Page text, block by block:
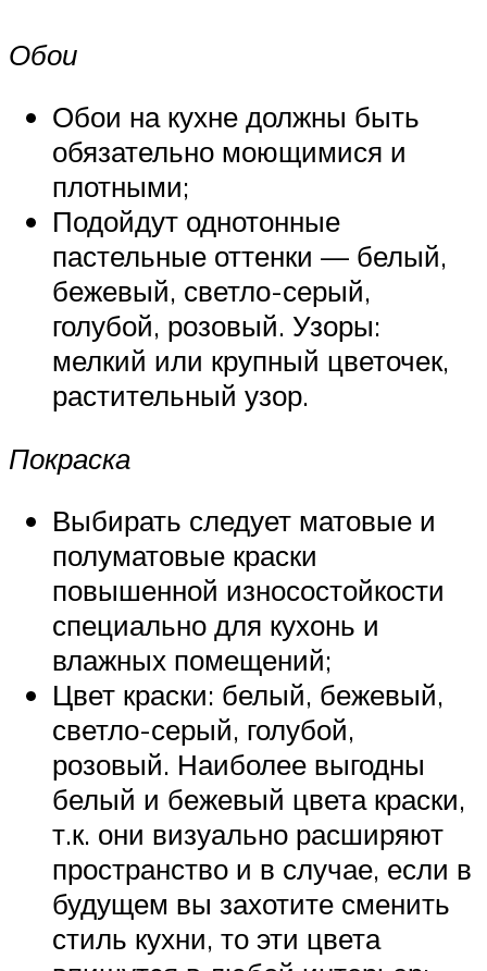
Обои
Обои на кухне должны быть
обязательно моющимися и
плотными;
Подойдут однотонные
пастельные оттенки — белый,
бежевый, светло-серый,
голубой, розовый. Узоры:
мелкий или крупный цветочек,
растительный узор.
Покраска
Выбирать следует матовые и
полуматовые краски
повышенной износостойкости
специально для кухонь и
влажных помещений;
Цвет краски: белый, бежевый,
светло-серый, голубой,
розовый. Наиболее выгодны
белый и бежевый цвета краски,
т.к. они визуально расширяют
пространство и в случае, если в
будущем вы захотите сменить
стиль кухни, то эти цвета